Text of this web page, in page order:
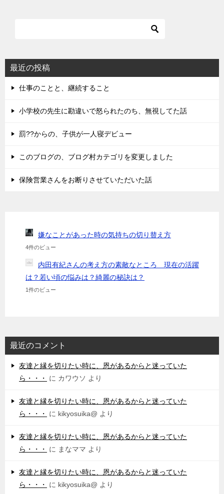
最近の投稿
仕事のことと、継続すること
小学校の先生に勘違いで怒られたのち、無視してた話
罰??からの、子供が一人寝デビュー
このブログの、ブログ村カテゴリを変更しました
保険営業さんをお断りさせていただいた話
嫌なことがあった時の気持ちの切り替え方
4件のビュー
内田有紀さんの考え方の素敵なところ 現在の活躍
は？若い頃の悩みは？綺麗の秘訣は？
1件のビュー
最近のコメント
友達と縁を切りたい時に、恩があるからと迷っていた
ら・・・
に カワウソ より
友達と縁を切りたい時に、恩があるからと迷っていた
ら・・・
に kikyosuika@ より
友達と縁を切りたい時に、恩があるからと迷っていた
ら・・・
に まなママ より
友達と縁を切りたい時に、恩があるからと迷っていた
ら・・・
に kikyosuika@ より